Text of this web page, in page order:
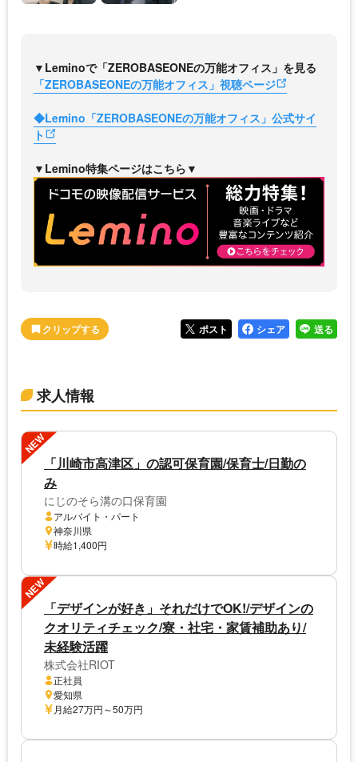
▼Leminoで「ZEROBASEONEの万能オフィス」を見る
「ZEROBASEONEの万能オフィス」視聴ページ
◆Lemino「ZEROBASEONEの万能オフィス」公式サイ
ト
▼Lemino特集ページはこちら▼
ポスト シェア 送る
求人情報
NEW
「川崎市高津区」の認可保育園/保育士/日勤の
み
にじのそら溝の口保育園
アルバイト・パート
神奈川県
時給1,400円
NEW
「デザインが好き」それだけでOK!/デザインの
クオリティチェック/寮・社宅・家賃補助あり/
未経験活躍
株式会社RIOT
正社員
愛知県
月給27万円～50万円